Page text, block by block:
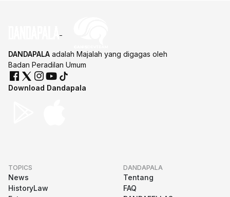
DANDAPALA adalah Majalah yang digagas oleh
Badan Peradilan Umum
Download Dandapala
TOPICS
News
HistoryLaw
DANDAPALA
Tentang
FAQ